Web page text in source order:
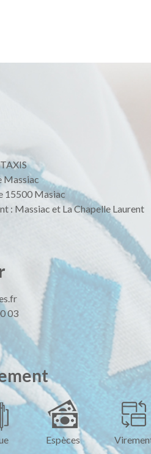
Massiac
15500 Masiac
: Massiac et La Chapelle Laurent
03
Espèces